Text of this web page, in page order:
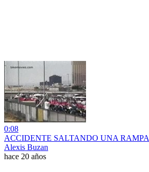
0:08
ACCIDENTE SALTANDO UNA RAMPA
Alexis Buzan
hace 20 años